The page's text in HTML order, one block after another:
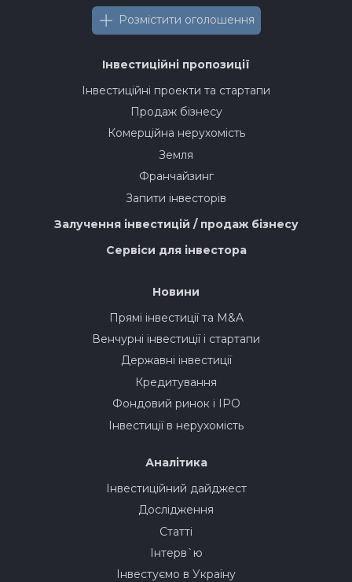
Розмістити оголошення
Інвестиційні пропозиції
Інвестиційні проекти та стартапи
Продаж бізнесу
Комерційна нерухомість
Земля
Франчайзинг
Запити інвесторів
Залучення інвестицій / продаж бізнесу
Сервіси для інвестора
Новини
Прямі інвестиції та M&A
Венчурні інвестиції і стартапи
Державні інвестиції
Кредитування
Фондовий ринок і IPO
Інвестиції в нерухомість
Аналітика
Інвестиційний дайджест
Дослідження
Статті
Інтерв`ю
Інвестуємо в Україну